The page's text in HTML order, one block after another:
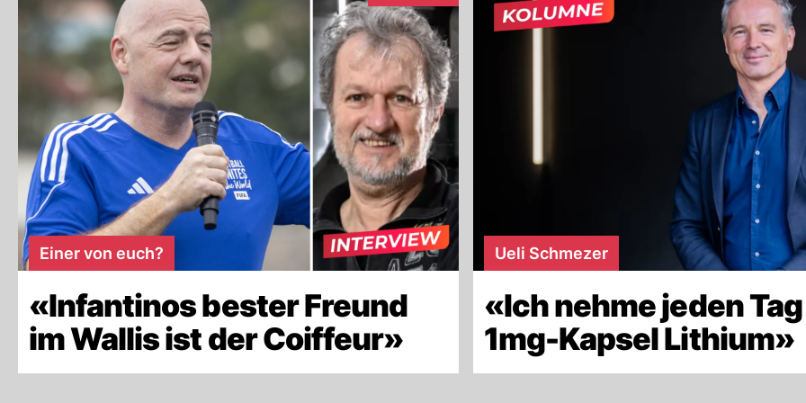
Einer von euch?
«Infantinos bester Freund
im Wallis ist der Coiffeur»
Ueli Schmezer
«Ich nehme jeden
1mg-Kapsel Lithium»